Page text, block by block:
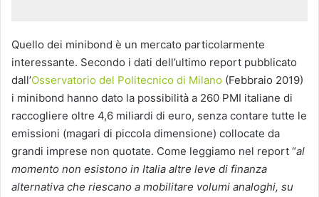
Quello dei minibond è un mercato particolarmente
interessante. Secondo i dati dell’ultimo report pubblicato
dall’Osservatorio del Politecnico di Milano (Febbraio 2019)
i minibond hanno dato la possibilità a 260 PMI italiane di
raccogliere oltre 4,6 miliardi di euro, senza contare tutte le
emissioni (magari di piccola dimensione) collocate da
grandi imprese non quotate. Come leggiamo nel report “al
momento non esistono in Italia altre leve di finanza
alternativa che riescano a mobilitare volumi analoghi, su